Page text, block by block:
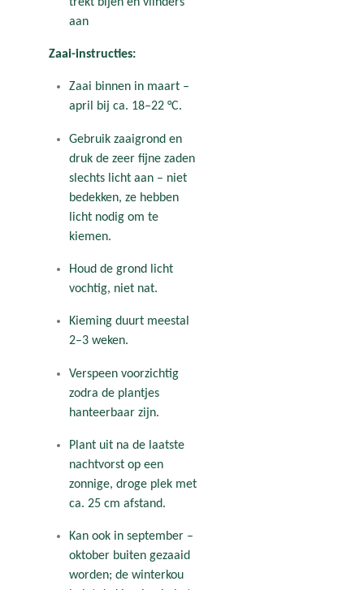
aan
Zaai-instructies:
Zaai binnen in maart –
april bij ca. 18–22 °C.
Gebruik zaaigrond en
druk de zeer fijne zaden
slechts licht aan – niet
bedekken, ze hebben
licht nodig om te
kiemen.
Houd de grond licht
vochtig, niet nat.
Kieming duurt meestal
2–3 weken.
Verspeen voorzichtig
zodra de plantjes
hanteerbaar zijn.
Plant uit na de laatste
nachtvorst op een
zonnige, droge plek met
ca. 25 cm afstand.
Kan ook in september –
oktober buiten gezaaid
worden; de winterkou